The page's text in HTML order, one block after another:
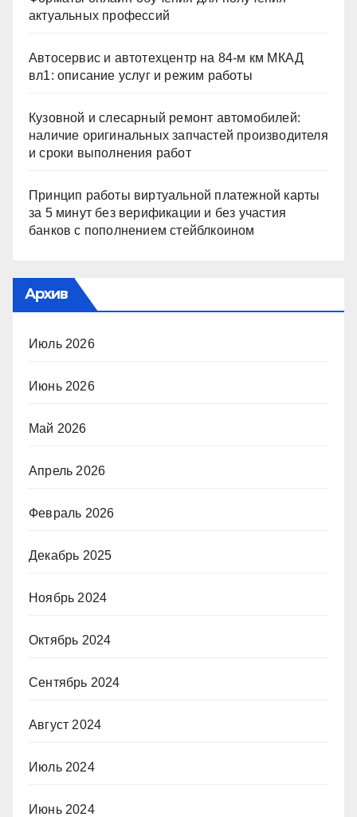
актуальных профессий
Автосервис и автотехцентр на 84-м км МКАД
вл1: описание услуг и режим работы
Кузовной и слесарный ремонт автомобилей:
наличие оригинальных запчастей производителя
и сроки выполнения работ
Принцип работы виртуальной платежной карты
за 5 минут без верификации и без участия
банков с пополнением стейблкоином
Архив
Июль 2026
Июнь 2026
Май 2026
Апрель 2026
Февраль 2026
Декабрь 2025
Ноябрь 2024
Октябрь 2024
Сентябрь 2024
Август 2024
Июль 2024
Июнь 2024